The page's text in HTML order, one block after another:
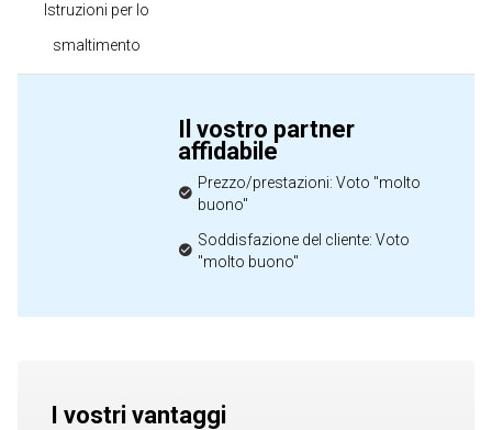
Istruzioni per lo
smaltimento
Il vostro partner
affidabile
Prezzo/prestazioni: Voto "molto
buono"
Soddisfazione del cliente: Voto
"molto buono"
I vostri vantaggi